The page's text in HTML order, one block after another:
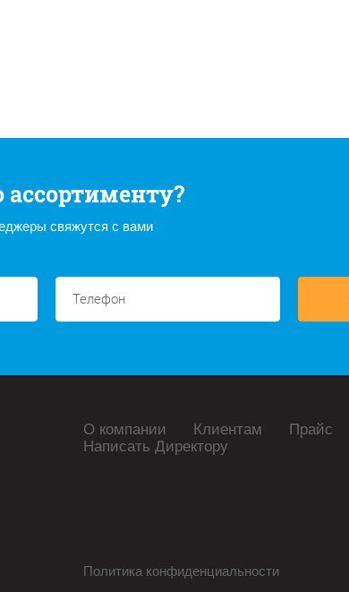
свяжутся с вами
О компании Клиентам Прайс
Написать Директору
Политика конфиденциальности